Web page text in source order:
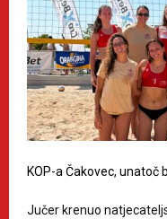
KOP-a Čakovec, unatoč
Jučer krenuo